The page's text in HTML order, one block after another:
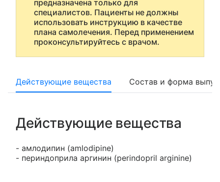
предназначена только для
специалистов. Пациенты не должны
использовать инструкцию в качестве
плана самолечения. Перед применением
проконсультируйтесь с врачом.
Действующие вещества Состав и форма
Действующие вещества
- амлодипин (amlodipine)
- периндоприла аргинин (perindopril arginine)